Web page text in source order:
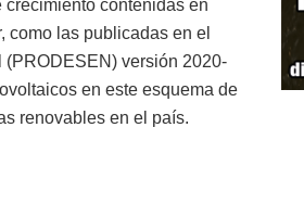
contenidas en
como las publicadas en el
versión 2020-
en este esquema de
renovables en el país.